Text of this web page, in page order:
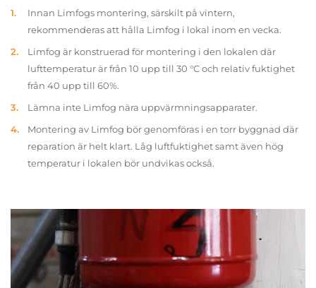
Innan Limfogs montering, särskilt på vintern,
rekommenderas att hålla Limfog i lokal inom en vecka.
Limfog är konstruerad för montering i den lokalen där
lufttemperatur är från 10 upp till 30 °C och relativ fuktighet
från 40 upp till 60%.
Lämna inte Limfog nära uppvärmningsapparater.
Montering av Limfog bör genomföras i en torr byggnad där
reparation är helt klart. Låg luftfuktighet samt även hög
temperatur i lokalen bör undvikas också.